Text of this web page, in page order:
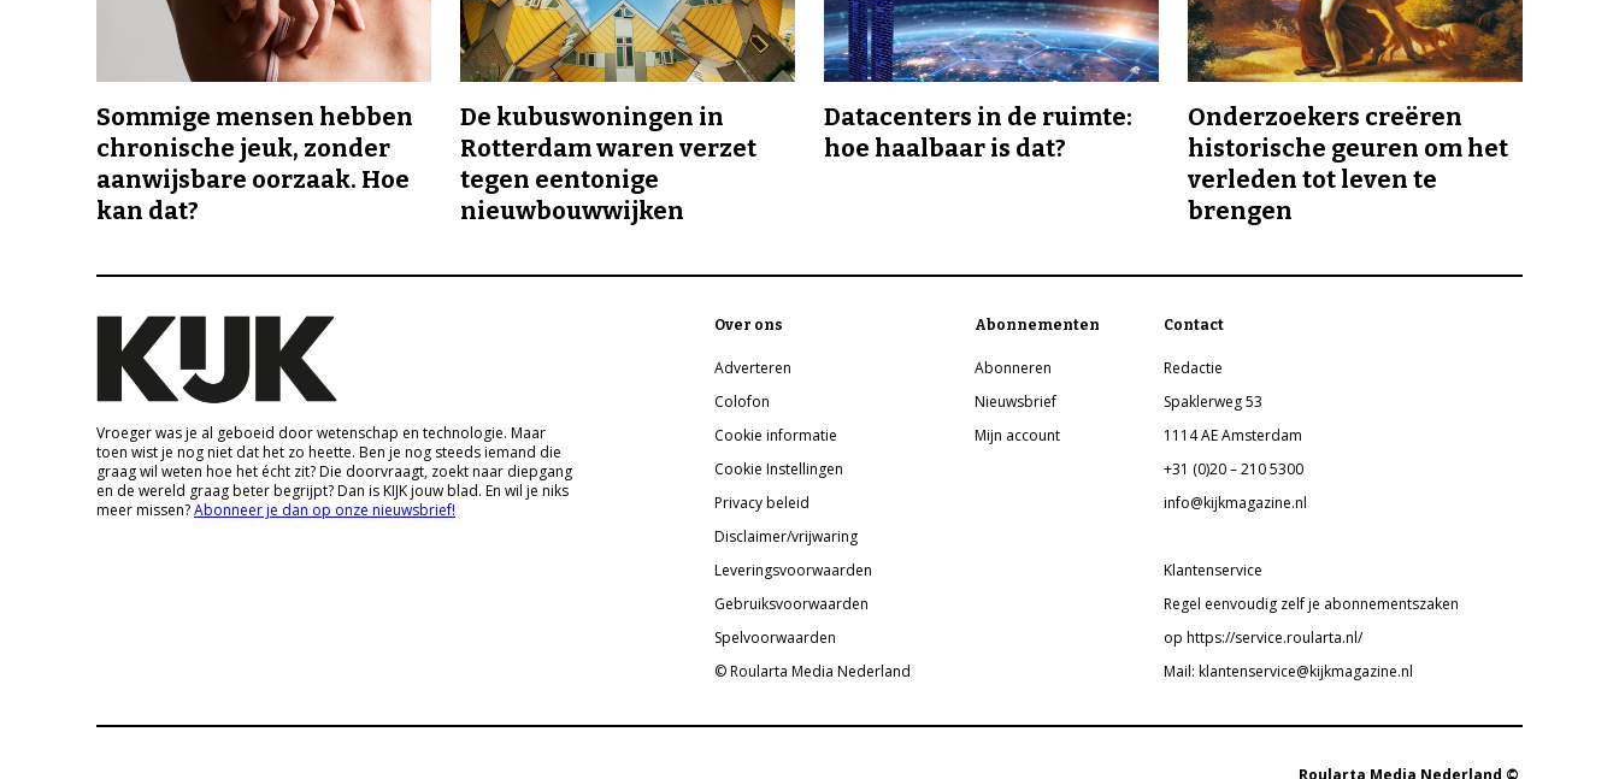
Sommige mensen hebben
chronische jeuk, zonder
aanwijsbare oorzaak. Hoe
kan dat?
De kubuswoningen in
Rotterdam waren verzet
tegen eentonige
nieuwbouwwijken
Datacenters in de ruimte:
hoe haalbaar is dat?
Onderzoekers creëren
historische geuren om het
verleden tot leven te
brengen
Vroeger was je al geboeid door wetenschap en technologie. Maar
toen wist je nog niet dat het zo heette. Ben je nog steeds iemand die
graag wil weten hoe het écht zit? Die doorvraagt, zoekt naar diepgang
en de wereld graag beter begrijpt? Dan is KIJK jouw blad. En wil je niks
meer missen?Abonneer je dan op onze nieuwsbrief!
Over ons
Adverteren
Colofon
Cookie informatie
Cookie Instellingen
Privacy beleid
Disclaimer/vrijwaring
Leveringsvoorwaarden
Gebruiksvoorwaarden
Spelvoorwaarden
© Roularta Media Nederland
Abonnementen
Abonneren
Nieuwsbrief
Mijn account
Contact
Redactie
Spaklerweg 53
1114 AE Amsterdam
+31 (0)20 – 210 5300
info@kijkmagazine.nl
Klantenservice
Regel eenvoudig zelf je abonnementszaken
op https://service.roularta.nl/
Mail: klantenservice@kijkmagazine.nl